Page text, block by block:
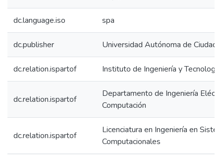
dc.language.iso spa
dc.publisher Universidad Autónoma de Ciudad
dc.relation.ispartof Instituto de Ingeniería y Tecnología
dc.relation.ispartof
Departamento de Ingeniería
Computación
dc.relation.ispartof
Licenciatura en Ingeniería en
Computacionales